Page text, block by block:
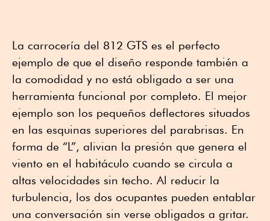
La carrocería del 812 GTS es el perfecto
ejemplo de que el diseño responde también a
la comodidad y no está obligado a ser una
herramienta funcional por completo. El mejor
ejemplo son los pequeños deflectores situados
en las esquinas superiores del parabrisas. En
forma de “L”, alivian la presión que genera el
viento en el habitáculo cuando se circula a
altas velocidades sin techo. Al reducir la
turbulencia, los dos ocupantes pueden entablar
una conversación sin verse obligados a gritar.